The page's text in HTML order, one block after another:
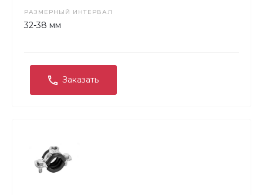
РАЗМЕРНЫЙ ИНТЕРВАЛ
32-38 мм
Заказать